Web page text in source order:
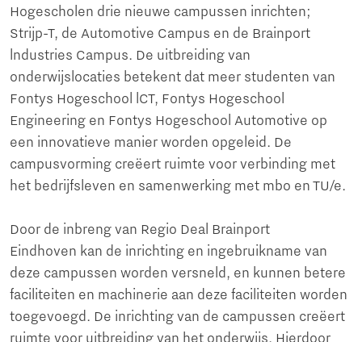
Hogescholen drie nieuwe campussen inrichten;
Strijp-T, de Automotive Campus en de Brainport
lndustries Campus. De uitbreiding van
onderwijslocaties betekent dat meer studenten van
Fontys Hogeschool lCT, Fontys Hogeschool
Engineering en Fontys Hogeschool Automotive op
een innovatieve manier worden opgeleid. De
campusvorming creëert ruimte voor verbinding met
het bedrijfsleven en samenwerking met mbo en TU/e.
Door de inbreng van Regio Deal Brainport
Eindhoven kan de inrichting en ingebruikname van
deze campussen worden versneld, en kunnen betere
faciliteiten en machinerie aan deze faciliteiten worden
toegevoegd. De inrichting van de campussen creëert